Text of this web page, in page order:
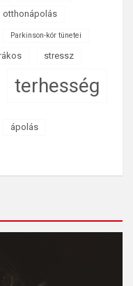
otthonápolás
Parkinson-kór tünetei
stressz
terhesség
ápolás